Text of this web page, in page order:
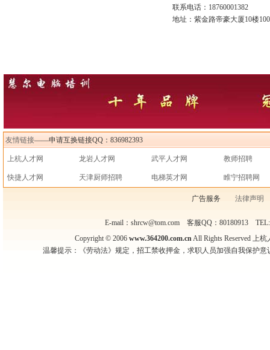
联系电话：18760001382
地址：紫金路帝豪大厦10楼
友情链接——申请互换链接QQ：836982393
上杭人才网 龙岩人才网 武平人才网 教师招聘
快捷人才网 天津厨师招聘 电梯英才网 睢宁招聘网
广告服务 法律声明
E-mail：shrcw@tom.com 客服QQ：80180913
Copyright © 2006 www.364200.com.cnAll Rights Reserved
温馨提示：《劳动法》规定，招工禁收押金，求职人员加强自我保护